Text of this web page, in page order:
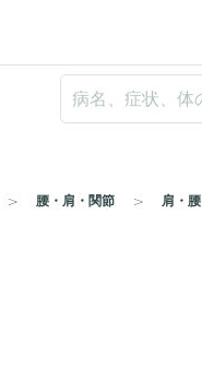
腰・肩・関節 肩・腰